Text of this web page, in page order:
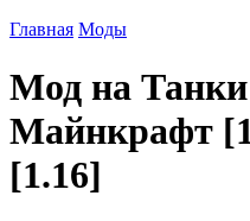
Главная Моды
Мод на
Майнкрафт
[1.16]